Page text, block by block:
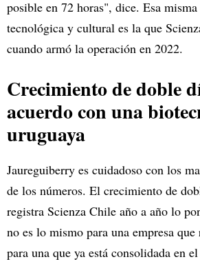
posible en 72 horas", dice. Esa
tecnológica y cultural es la que
cuando armó la operación en 2022.
Crecimiento de doble
acuerdo con una
uruguaya
Jaureguiberry es cuidadoso con los
de los números. El crecimiento de
registra Scienza Chile año a año lo
no es lo mismo para una empresa
para una que ya está consolidada en